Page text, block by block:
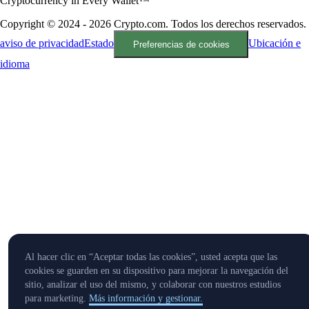
Copyright © 2024 - 2026 Crypto.com. Todos los derechos reservados.
aviso de privacidadEstado Preferencias de cookies
Ubicación e
idioma
Al hacer clic en “Aceptar todas las cookies”, usted acepta que las
cookies se guarden en su dispositivo para mejorar la navegación del
sitio, analizar el uso del mismo, y colaborar con nuestros estudios
para marketing. Más información y gestionar.